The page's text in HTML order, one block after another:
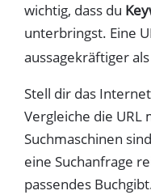
wichtig, dass du
unterbringst. Eine
aussagekräftiger
Stell dir das
Vergleiche die URL
Suchmaschinen
eine Suchanfrage
passendes